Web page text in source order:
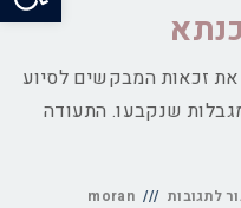
זכאות המבקשים לסיוע
שנקבעו. התעודה
לתגובות על
moran